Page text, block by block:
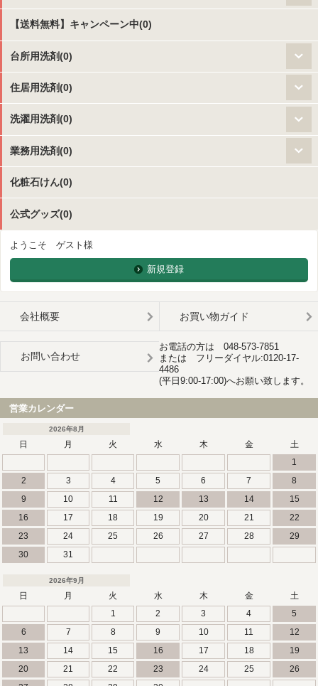
【送料無料】キャンペーン中(0)
台所用洗剤(0)
住居用洗剤(0)
洗濯用洗剤(0)
業務用洗剤(0)
化粧石けん(0)
公式グッズ(0)
ようこそ ゲスト様
新規登録
会社概要 お買い物ガイド
お問い合わせ
お電話の方は 048-573-7851
または フリーダイヤル:0120-17-
4486
(平日9:00-17:00)へお願い致します。
営業カレンダー
2026年8月
日 月 火 水 木 金
土
1
2
3 4 5 6 7
8
9
10 11 12 13 14
15
16
17 18 19 20 21
22
23
24 25 26 27 28
29
30
31
2026年9月
日 月 火 水 木 金
土
1
2 3 4
5
6
7 8 9 10 11
12
13
14 15 16 17 18
19
20
21 22 23 24 25
26